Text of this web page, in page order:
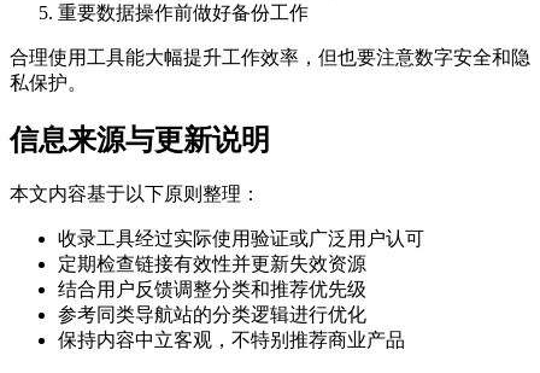
重要数据操作前做好备份工作
合理使用工具能大幅提升工作效率，但也要注意数字安全和隐
私保护。
信息来源与更新说明
本文内容基于以下原则整理：
收录工具经过实际使用验证或广泛用户认可
定期检查链接有效性并更新失效资源
结合用户反馈调整分类和推荐优先级
参考同类导航站的分类逻辑进行优化
保持内容中立客观，不特别推荐商业产品